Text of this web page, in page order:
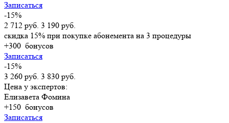
Записаться
-15%
2 712 руб. 3 190 руб.
скидка 15% при покупке абонемента на 3 процедуры
+300 бонусов
Записаться
-15%
3 260 руб. 3 830 руб.
Цена у экспертов:
Елизавета Фомина
+150 бонусов
Записаться